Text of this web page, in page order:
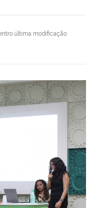
última modificação